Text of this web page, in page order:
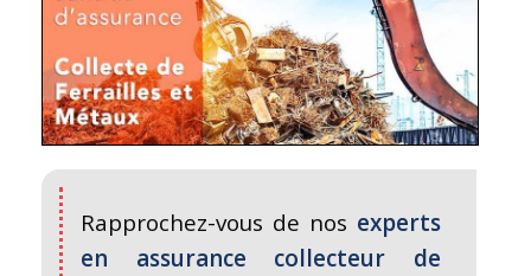
Rapprochez-vous de nos experts
en assurance collecteur de